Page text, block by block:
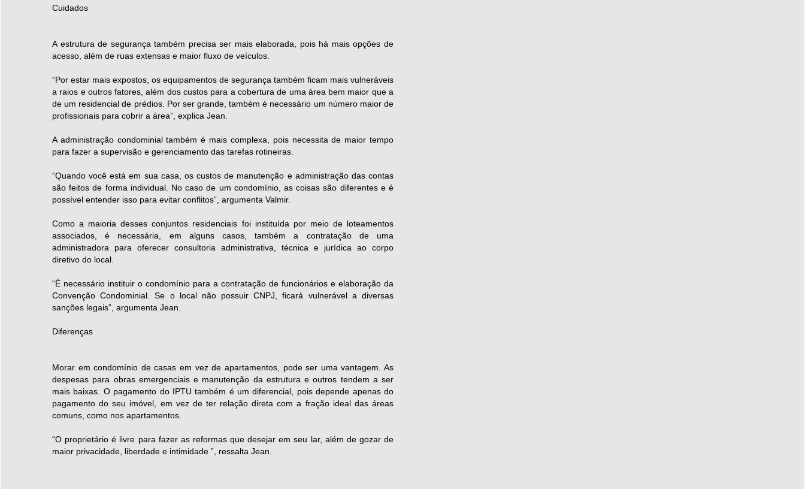
Cuidados
A estrutura de segurança também precisa ser mais elaborada, pois há mais opções de
acesso, além de ruas extensas e maior fluxo de veículos.
“Por estar mais expostos, os equipamentos de segurança também ficam mais vulneráveis
a raios e outros fatores, além dos custos para a cobertura de uma área bem maior que a
de um residencial de prédios. Por ser grande, também é necessário um número maior de
profissionais para cobrir a área”, explica Jean.
A administração condominial também é mais complexa, pois necessita de maior tempo
para fazer a supervisão e gerenciamento das tarefas rotineiras.
“Quando você está em sua casa, os custos de manutenção e administração das contas
são feitos de forma individual. No caso de um condomínio, as coisas são diferentes e é
possível entender isso para evitar conflitos”, argumenta Valmir.
Como a maioria desses conjuntos residenciais foi instituída por meio de loteamentos
associados, é necessária, em alguns casos, também a contratação de uma
administradora para oferecer consultoria administrativa, técnica e jurídica ao corpo
diretivo do local.
“É necessário instituir o condomínio para a contratação de funcionários e elaboração da
Convenção Condominial. Se o local não possuir CNPJ, ficará vulnerável a diversas
sanções legais”, argumenta Jean.
Diferenças
Morar em condomínio de casas em vez de apartamentos, pode ser uma vantagem. As
despesas para obras emergenciais e manutenção da estrutura e outros tendem a ser
mais baixas. O pagamento do IPTU também é um diferencial, pois depende apenas do
pagamento do seu imóvel, em vez de ter relação direta com a fração ideal das áreas
comuns, como nos apartamentos.
“O proprietário é livre para fazer as reformas que desejar em seu lar, além de gozar de
maior privacidade, liberdade e intimidade ”, ressalta Jean.